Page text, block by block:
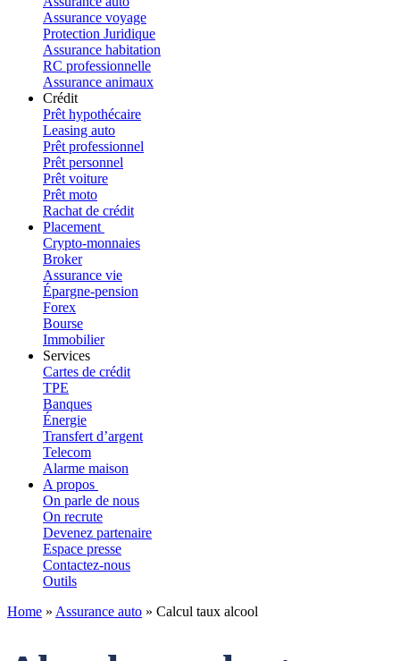
Assurance voyage
Protection Juridique
Assurance habitation
RC professionnelle
Assurance animaux
Crédit
Prêt hypothécaire
Leasing auto
Prêt professionnel
Prêt personnel
Prêt voiture
Prêt moto
Rachat de crédit
Placement
Crypto-monnaies
Broker
Assurance vie
Épargne-pension
Forex
Bourse
Immobilier
Services
Cartes de crédit
TPE
Banques
Énergie
Transfert d’argent
Telecom
Alarme maison
A propos
On parle de nous
On recrute
Devenez partenaire
Espace presse
Contactez-nous
Outils
Home » Assurance auto » Calcul taux alcool